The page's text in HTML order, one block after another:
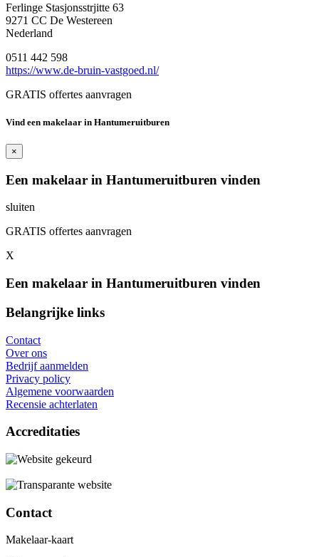
Ferlinge Stasjonsstrjitte 63
9271 CC De Westereen
Nederland
0511 442 598
https://www.de-bruin-vastgoed.nl/
GRATIS offertes aanvragen
Vind een makelaar in Hantumeruitburen
×
Een makelaar in Hantumeruitburen vinden
sluiten
GRATIS offertes aanvragen
X
Een makelaar in Hantumeruitburen vinden
Belangrijke links
Contact
Over ons
Bedrijf aanmelden
Privacy policy
Algemene voorwaarden
Recensie achterlaten
Accreditaties
Contact
Makelaar-kaart